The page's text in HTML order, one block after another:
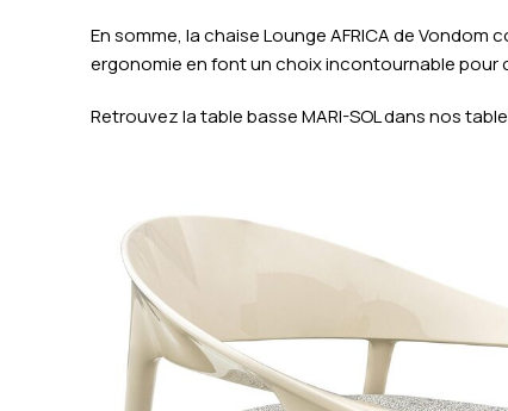
En somme, la chaise Lounge AFRICA de
ergonomie en font un choix incontournable pour
Retrouvez la table basse MARI-SOL dans nos